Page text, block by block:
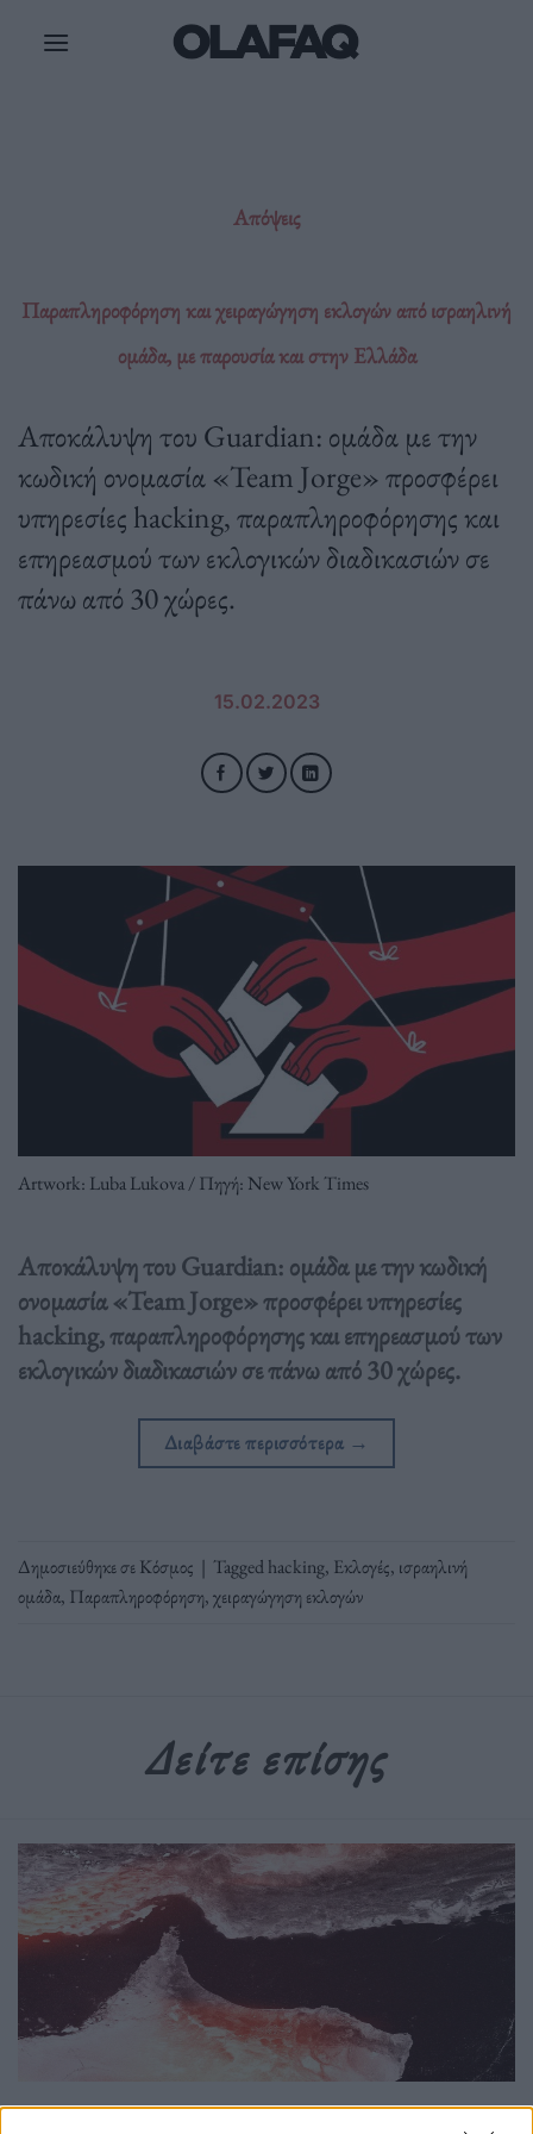
Απόψεις
Παραπληροφόρηση και χειραγώγηση εκλογών από ισραηλινή
ομάδα, με παρουσία και στην Ελλάδα
Αποκάλυψη του Guardian: ομάδα με την
κωδική ονομασία «Team Jorge» προσφέρει
υπηρεσίες hacking, παραπληροφόρησης και
επηρεασμού των εκλογικών διαδικασιών σε
πάνω από 30 χώρες.
15.02.2023
Artwork: Luba Lukova / Πηγή: New York Times
Αποκάλυψη του Guardian: ομάδα με την κωδική
ονομασία «Team Jorge» προσφέρει υπηρεσίες
hacking, παραπληροφόρησης και επηρεασμού των
εκλογικών διαδικασιών σε πάνω από 30 χώρες.
Διαβάστε περισσότερα →
Δημοσιεύθηκε σεΚόσμος | Taggedhacking, Εκλογές, ισραηλινή
ομάδα, Παραπληροφόρηση,χειραγώγηση εκλογών
Δείτε επίσης